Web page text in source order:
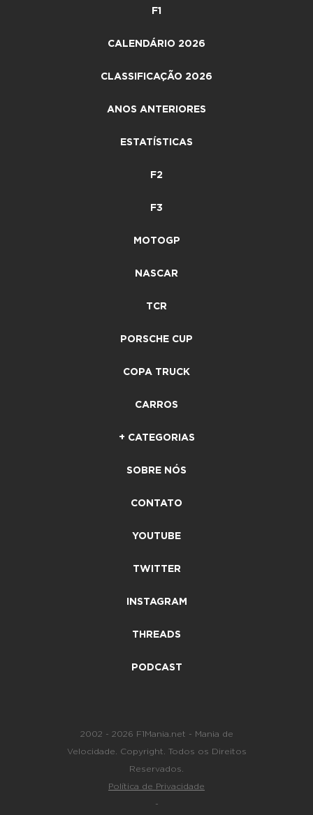
F1
CALENDÁRIO 2026
CLASSIFICAÇÃO 2026
ANOS ANTERIORES
ESTATÍSTICAS
F2
F3
MOTOGP
NASCAR
TCR
PORSCHE CUP
COPA TRUCK
CARROS
+ CATEGORIAS
SOBRE NÓS
CONTATO
YOUTUBE
TWITTER
INSTAGRAM
THREADS
PODCAST
2002 - 2026 F1Mania.net - Mania de
Velocidade. Copyright. Todos os Direitos
Reservados.
Política de Privacidade
-